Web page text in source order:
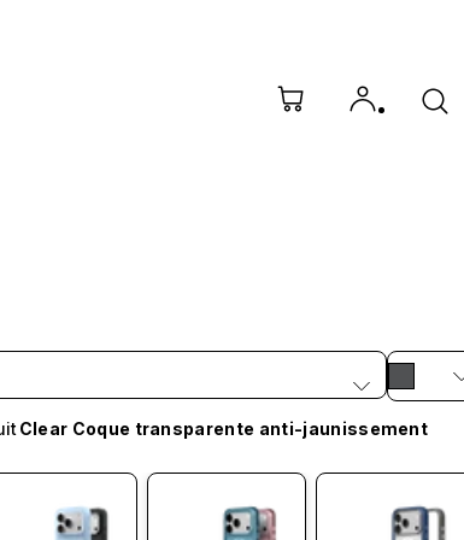
Clear Coque transparente anti-jaunissement